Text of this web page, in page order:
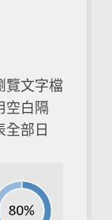
覽文字檔
空白隔
全部日